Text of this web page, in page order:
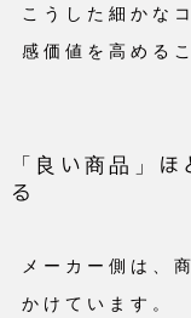
こうした細かな
感価値を高める
「良い商品」
る
メーカー側は、
かけています。